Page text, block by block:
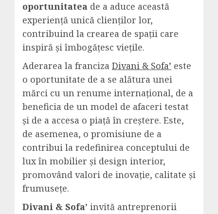
oportunitatea de a aduce această
experiență unică clienților lor,
contribuind la crearea de spații care
inspiră și îmbogățesc viețile.
Aderarea la franciza Divani & Sofa’ este
o oportunitate de a se alătura unei
mărci cu un renume internațional, de a
beneficia de un model de afaceri testat
și de a accesa o piață în creștere. Este,
de asemenea, o promisiune de a
contribui la redefinirea conceptului de
lux în mobilier și design interior,
promovând valori de inovație, calitate și
frumusețe.
Divani & Sofa’ invită antreprenorii